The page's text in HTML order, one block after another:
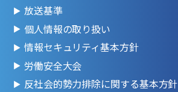
放送基準
個人情報の取り扱い
情報セキュリティ基本方針
労働安全大会
反社会的勢力排除に関する基本方針